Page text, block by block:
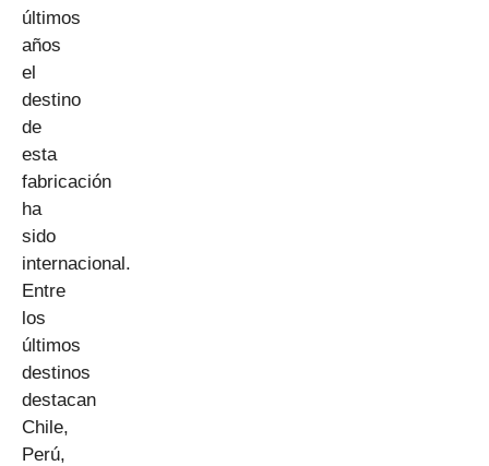
últimos
años
el
destino
de
esta
fabricación
ha
sido
internacional.
Entre
los
últimos
destinos
destacan
Chile,
Perú,